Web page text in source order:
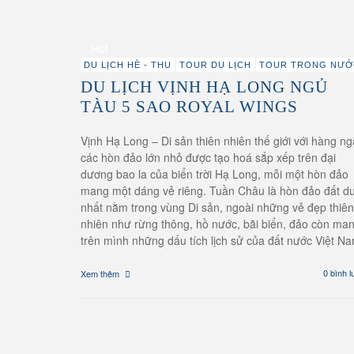
SAO ROYAL WINGS
XEM THÊM
DU LỊCH HÈ - THU TOUR DU LỊCH TOUR TRONG
DU LỊCH VỊNH HẠ LONG NGỦ
TÀU 5 SAO ROYAL WINGS
Vịnh Hạ Long – Di sản thiên nhiên thế giới với hàng
các hòn đảo lớn nhỏ được tạo hoá sắp xếp trên đại
dương bao la của biển trời Hạ Long, mỗi một hòn đảo
mang một dáng vẻ riêng. Tuần Châu là hòn đảo đất
nhất nằm trong vùng Di sản, ngoài những vẻ đẹp thiên
nhiên như rừng thông, hồ nước, bãi biển, đảo còn
trên mình những dấu tích lịch sử của đất nước Việt
Xem thêm 0 bình